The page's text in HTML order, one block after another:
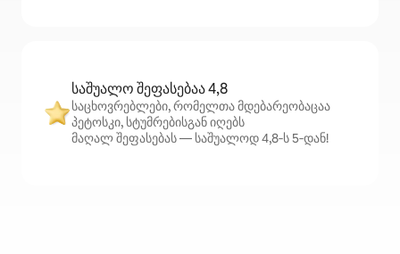
საშუალო შეფასებაა 4,8
საცხოვრებლები, რომელთა მდებარეობაცაა
პეტოსკი, სტუმრებისგან იღებს
მაღალ შეფასებას — საშუალოდ 4,8‑ს 5‑დან!